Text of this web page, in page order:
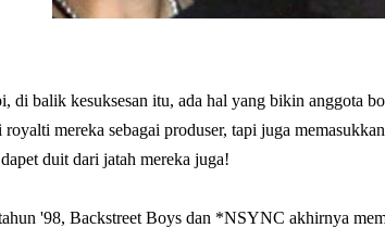
di balik kesuksesan itu, ada hal yang bikin anggota
royalti mereka sebagai produser, tapi juga
duit dari jatah mereka juga!
'98, Backstreet Boys dan *NSYNC akhirnya